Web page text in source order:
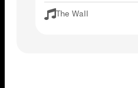
The Wall